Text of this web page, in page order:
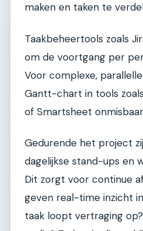
maken en taken te
Taakbeheertools zoals
om de voortgang per
Voor complexe,
Gantt-chart in tools
of Smartsheet
Gedurende het project
dagelijkse stand-ups en
Dit zorgt voor continue
geven real-time inzicht
taak loopt vertraging